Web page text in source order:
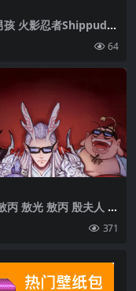
孩 火影忍者Shippude
） 肖像展示 简单背景64
丙 敖光 敖丙 殷夫人 太
371